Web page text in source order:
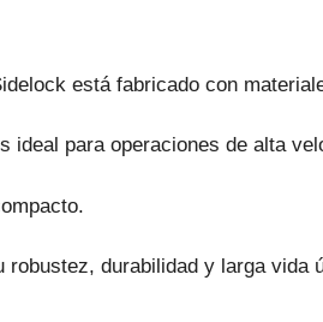
está fabricado con
ideal para operaciones de alta
robustez, durabilidad y larga vida